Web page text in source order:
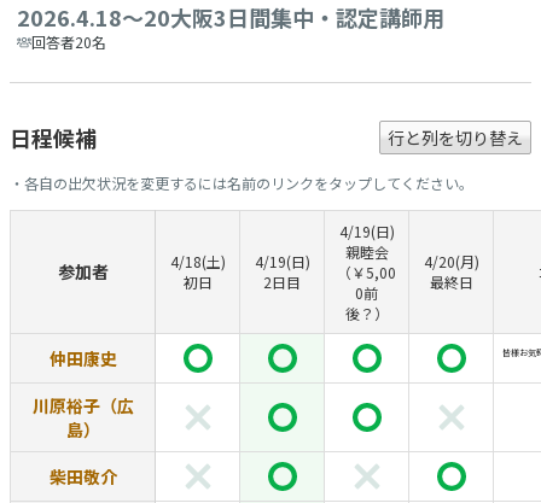
2026.4.18～20大阪3日間集中・認定講師用
回答者20名
日程候補 行と列を切り替え
・各自の出欠状況を変更するには名前のリンクをタップしてください。
参加者
4/18(土)
初日
4/19(日)
2日目
4/19(日)
親睦会
（￥5,00
0前
後？）
4/20(月)
最終日
仲田康史 皆様お気
川原裕子（広
島）
柴田敬介